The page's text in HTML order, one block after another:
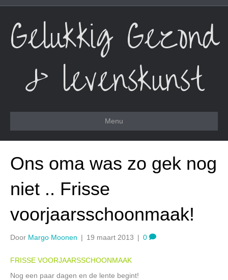
Gelukkig Gezond
& levenskunst
Menu
Ons oma was zo gek nog
niet .. Frisse
voorjaarsschoonmaak!
Door Margo Moonen | 19 maart 2013 | 0
FRISSE VOORJAARSSCHOONMAAK
Nog een paar dagen en de lente begint!